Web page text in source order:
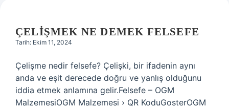
ÇELIŞMEK NE DEMEK FELSEFE
Tarih: Ekim 11, 2024
Çelişme nedir felsefe? Çelişki, bir ifadenin aynı
anda ve eşit derecede doğru ve yanlış olduğunu
iddia etmek anlamına gelir.Felsefe – OGM
MalzemesiOGM Malzemesi › QR KoduGosterOGM